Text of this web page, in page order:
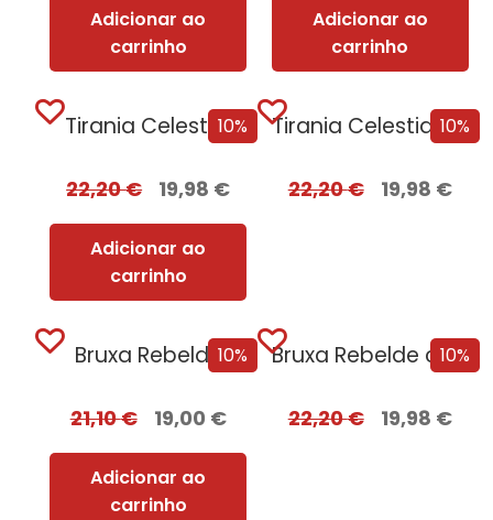
Adicionar ao
carrinho
Adicionar ao
carrinho
10%
Tirania Celestial
22,20€ 19,98 €
Adicionar ao
carrinho
10%
Tirania Celestial + Oferta GILD
22,20€ 19,98 €
10%
Bruxa Rebelde
21,10€ 19,00 €
Adicionar ao
carrinho
10%
Bruxa Rebelde com EDGES
22,20€ 19,98 €